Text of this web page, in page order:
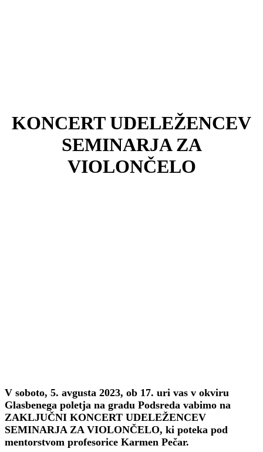
KONCERT UDELEŽENCEV
SEMINARJA ZA
VIOLONČELO
V soboto, 5. avgusta 2023, ob 17. uri vas v okviru
Glasbenega poletja na gradu Podsreda vabimo na
ZAKLJUČNI KONCERT UDELEŽENCEV
SEMINARJA ZA VIOLONČELO, ki poteka pod
mentorstvom profesorice Karmen Pečar.